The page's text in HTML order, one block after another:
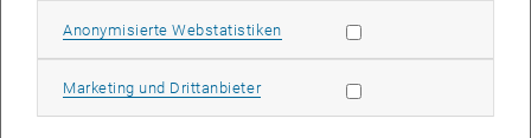
03
Anonymisierte WebstatistikenStatistik Cookies zulassen
Marketing und DrittanbieterMarketing Cookies zulassen